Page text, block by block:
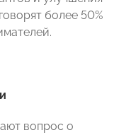
более 50%
вопрос о